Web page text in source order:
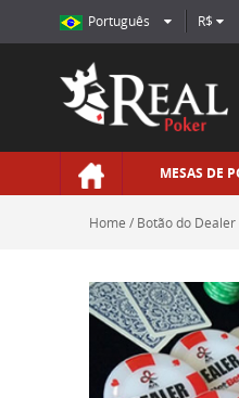
Português R$
MESAS DE
Home Botão do Dealer